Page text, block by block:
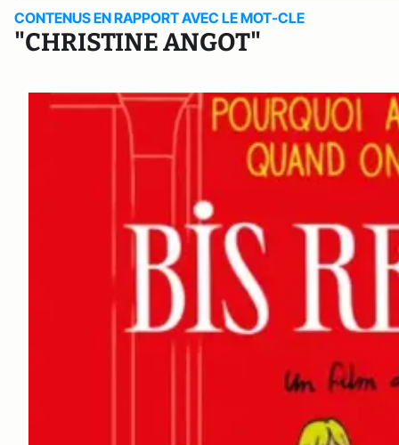
CONTENUS EN RAPPORT AVEC LE MOT-CLE
"CHRISTINE ANGOT"